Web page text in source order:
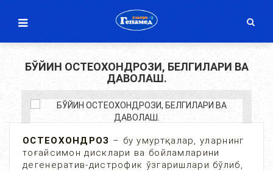
БЎЙИН ОСТЕОХОНДРОЗИ, БЕЛГИЛАРИ ВА
ДАВОЛАШ.
ОСТЕОХОНДРОЗ – бу умуртқалар, уларнинг
тоғайсимон дисклари ва бойламларини
дегенератив-дистрофик ўзгаришлари бўлиб,